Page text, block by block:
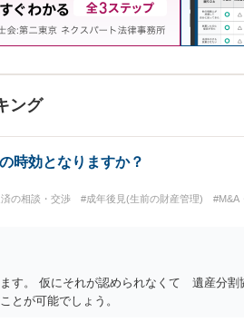
ング
時効となりますか？
の相談・交渉 #成年後見(生前の財産管理) #M&A
す。 仮にそれが認められなくて 遺産分
とが可能でしょう。